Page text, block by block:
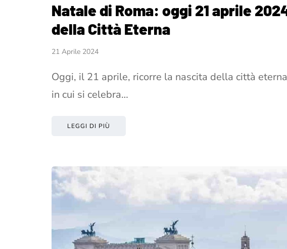
Natale di Roma: oggi 21 aprile
della Città Eterna
21 Aprile 2024
Oggi, il 21 aprile, ricorre la nascita della città
in cui si celebra…
LEGGI DI PIÙ